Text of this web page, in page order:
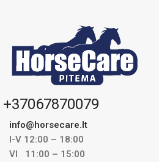
+37067870079
info@horsecare.lt
I-V 12:00 – 18:00
VI 11:00 – 15:00